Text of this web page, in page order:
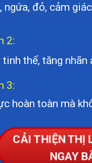
ngứa, đỏ, cảm
2:
thể, tăng nhãn
3:
hoàn toàn mà
CẢI THIỆN THỊ
NGAY